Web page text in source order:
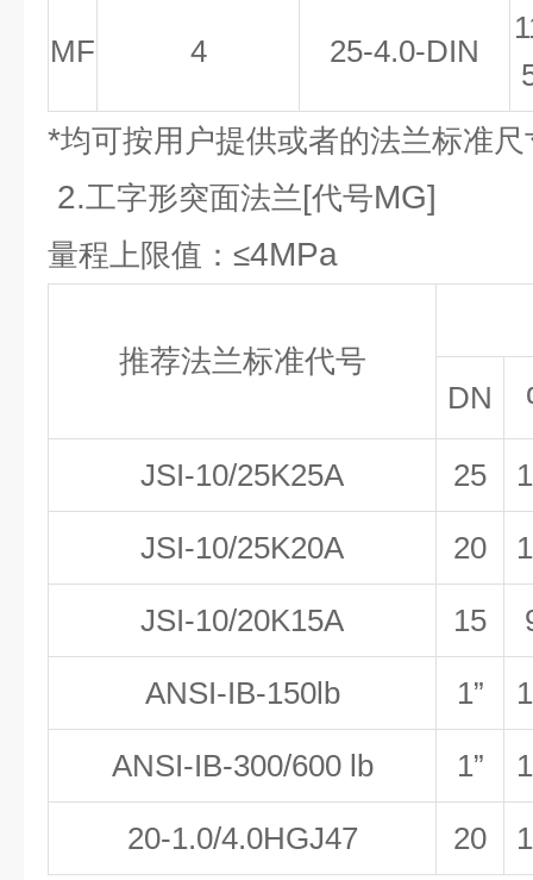
MF 4 25-4.0-DIN
*均可按用户提供或者的法兰标准尺
2.工字形突面法兰[代号MG]
量程上限值：≤4MPa
推荐法兰标准代号
DN
JSI-10/25K25A 25
JSI-10/25K20A 20
JSI-10/20K15A 15
ANSI-IB-150lb 1”
ANSI-IB-300/600 lb 1”
20-1.0/4.0HGJ47 20